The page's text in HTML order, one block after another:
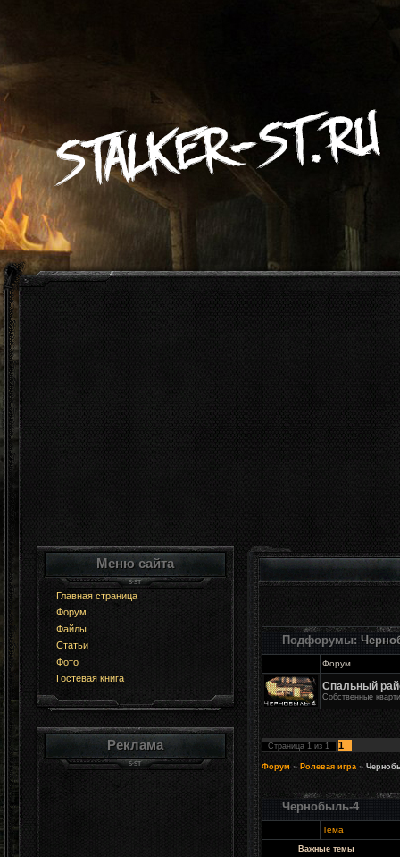
Меню сайта
Главная страница
Форум
Файлы
Статьи
Фото
Гостевая книга
Реклама
Подфорумы:
Форум
Спальный
Собственные
Страница 1 из 1 1
Форум » Ролевая игра »
Чернобыль-4
Тема
Важные темы